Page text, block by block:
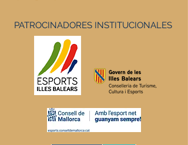
PATROCINADORES INSTITUCIONALES